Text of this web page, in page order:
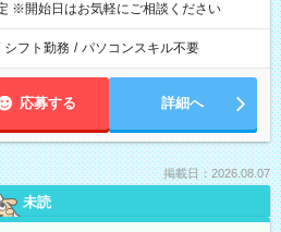
※開始日はお気軽にご相談ください
シフト勤務 / パソコンスキル不要
応募する 詳細へ
掲載日：2026.08.07
未読